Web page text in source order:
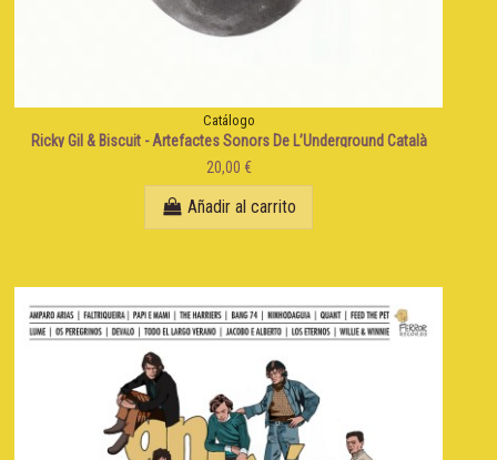
Catálogo
Ricky Gil & Biscuit - Artefactes Sonors De L’Underground Català
20,00 €
Añadir al carrito